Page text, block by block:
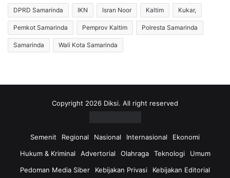
u
k
:
DPRD Samarinda IKN Isran Noor Kaltim Kukar,
Pemkot Samarinda Pemprov Kaltim Polresta Samarinda
Samarinda Wali Kota Samarinda
Copyright 2026 Diksi. All right reserved
Semenit Regional Nasional Internasional
Ekonomi
Hukum & Kriminal
Advertorial Olahraga Teknologi
Umum
Pedoman Media Siber
Kebijakan Privasi
Kebijakan Editorial